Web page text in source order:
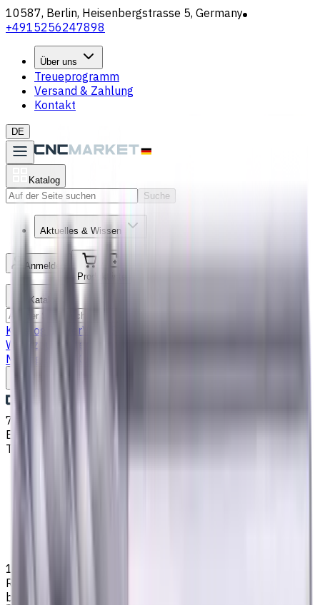
10587, Berlin, Heisenbergstrasse 5, Germany
+4915256247898
Über uns
Treueprogramm
Versand & Zahlung
Kontakt
DE
Katalog
Suche
Aktuelles & Wissen
Anmelden
Produktliste
Katalog
Katalog BohrerVHM Schaftfräsern
Werkzeughalter
Management
7. Aug. 2026, 20:53
Email
Telefon
14 mm VHM Schaftfräser, mit 1 mm Fase, 4 Schneiden,
Radius, Standardlänge, Für P, M, K Materialien, AlCrN
beschichtet